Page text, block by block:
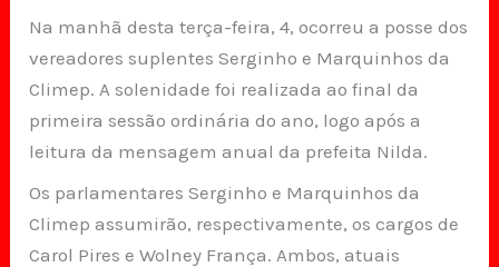
Na manhã desta terça-feira, 4, ocorreu a posse dos
vereadores suplentes Serginho e Marquinhos da
Climep. A solenidade foi realizada ao final da
primeira sessão ordinária do ano, logo após a
leitura da mensagem anual da prefeita Nilda.
Os parlamentares Serginho e Marquinhos da
Climep assumirão, respectivamente, os cargos de
Carol Pires e Wolney França. Ambos, atuais